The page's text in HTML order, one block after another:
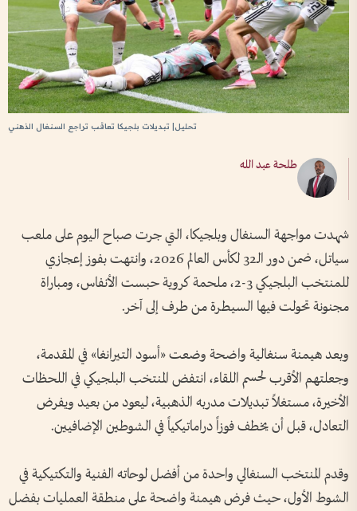
تحليل| تبديلات بلجيكا تعاقب تراجع السنغال الذهني
طلحة عبد الله
شهدت مواجهة السنغال وبلجيكا، التي جرت صباح اليوم على ملعب
سياتل، ضمن دور الـ32 لكأس العالم 2026، وانتهت بفوز إعجازي
للمنتخب البلجيكي 3-2، ملحمة كروية حبست الأنفاس، ومباراة
مجنونة تحولت فيها السيطرة من طرف إلى آخر.
وبعد هيمنة سنغالية واضحة وضعت «أسود التيرانغا» في المقدمة،
وجعلتهم الأقرب لحسم اللقاء، انتفض المنتخب البلجيكي في اللحظات
الأخيرة، مستغلاً تبديلات مدربه الذهبية، ليعود من بعيد ويفرض
التعادل، قبل أن يخطف فوزاً دراماتيكياً في الشوطين الإضافيين.
وقدم المنتخب السنغالي واحدة من أفضل لوحاته الفنية والتكتيكية في
الشوط الأول، حيث فرض هيمنة واضحة على منطقة العمليات بفضل